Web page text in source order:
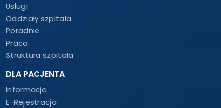
Usługi
Oddziały szpitala
Poradnie
Praca
Struktura szpitala
DLA PACJENTA
Informacje
E-Rejestracja